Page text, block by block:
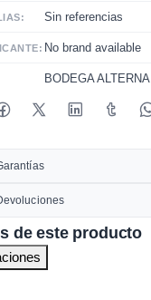
Sin referencias
No brand available
BODEGA ALTERNA
de este producto